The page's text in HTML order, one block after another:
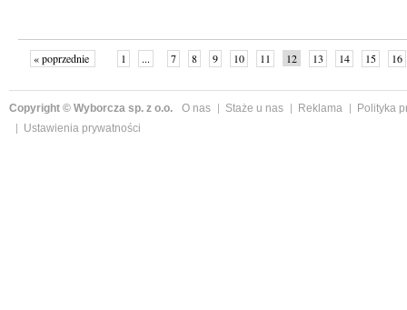
« poprzednie 1 ... 7 8 9 10 11 12 13 14 15 16
Copyright © Wyborcza sp. z o.o. O nas Staże u nas Reklama
Polityka
Ustawienia prywatności